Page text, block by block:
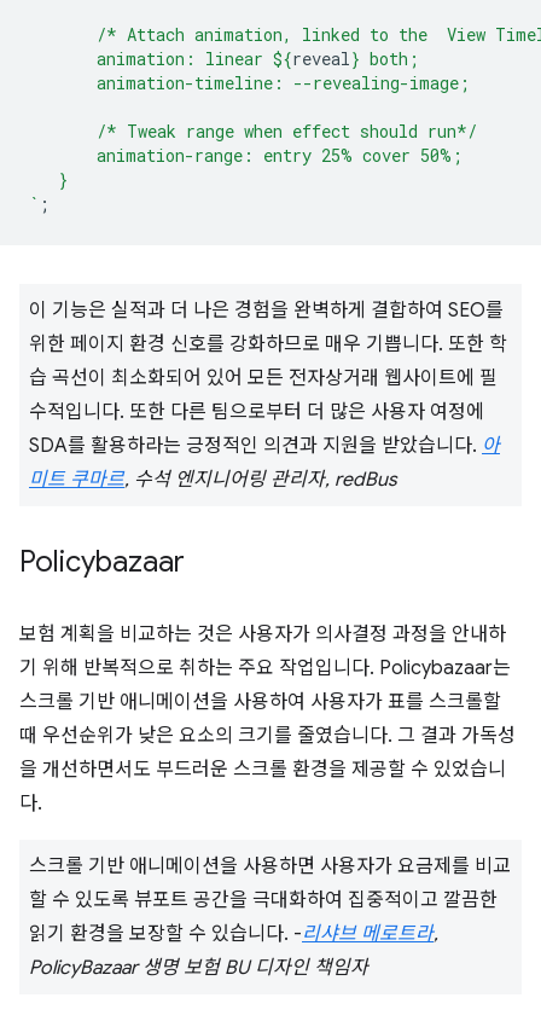
/* Attach animation, linked to the  View
       animation: linear
${reveal} both;
       animation-timeline: --revealing-image;
       /* Tweak range when effect should run*/
       animation-range: entry 25% cover 50%;
   }
` ;
이 기능은 실적과 더 나은 경험을 완벽하게 결합하여 SEO를
위한 페이지 환경 신호를 강화하므로 매우 기쁩니다. 또한 학
습 곡선이 최소화되어 있어 모든 전자상거래 웹사이트에 필
수적입니다. 또한 다른 팀으로부터 더 많은 사용자 여정에
SDA를 활용하라는 긍정적인 의견과 지원을 받았습니다. 아
미트 쿠마르, 수석 엔지니어링 관리자, redBus
Policybazaar
보험 계획을 비교하는 것은 사용자가 의사결정 과정을 안내하
기 위해 반복적으로 취하는 주요 작업입니다. Policybazaar는
스크롤 기반 애니메이션을 사용하여 사용자가 표를 스크롤할
때 우선순위가 낮은 요소의 크기를 줄였습니다. 그 결과 가독성
을 개선하면서도 부드러운 스크롤 환경을 제공할 수 있었습니
다.
스크롤 기반 애니메이션을 사용하면 사용자가 요금제를 비교
할 수 있도록 뷰포트 공간을 극대화하여 집중적이고 깔끔한
읽기 환경을 보장할 수 있습니다. -리샤브 메로트라,
PolicyBazaar 생명 보험 BU 디자인 책임자